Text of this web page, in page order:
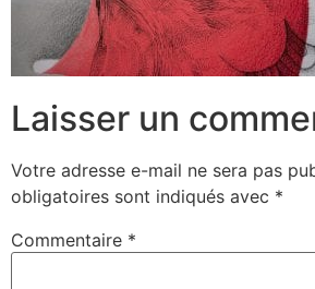
Laisser un
Votre adresse e-mail ne sera pas
obligatoires sont indiqués avec *
Commentaire *